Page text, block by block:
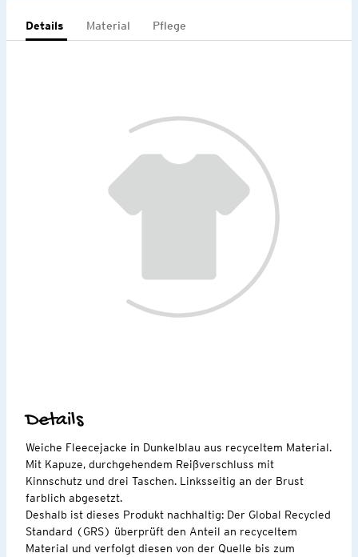
Details Material Pflege
Details
Weiche Fleecejacke in Dunkelblau aus recyceltem Material.
Mit Kapuze, durchgehendem Reißverschluss mit
Kinnschutz und drei Taschen. Linksseitig an der Brust
farblich abgesetzt.
Deshalb ist dieses Produkt nachhaltig: Der Global Recycled
Standard (GRS) überprüft den Anteil an recyceltem
Material und verfolgt diesen von der Quelle bis zum